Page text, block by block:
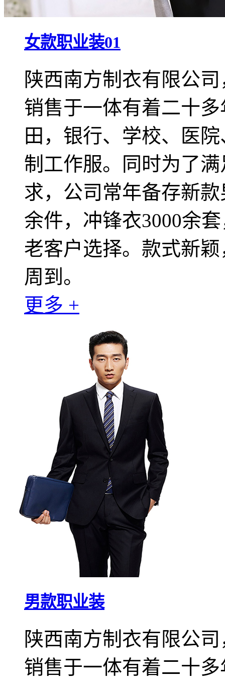
女款职业装01
陕西南方制衣有限公
销售于一体有着二十
田，银行、学校、医
制工作服。同时为了
求，公司常年备存新
余件，冲锋衣3000余
老客户选择。款式新
周到。
更多 +
男款职业装
陕西南方制衣有限公
销售于一体有着二十